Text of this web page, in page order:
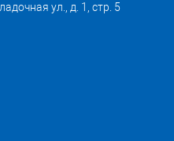
ул., д. 1, стр. 5